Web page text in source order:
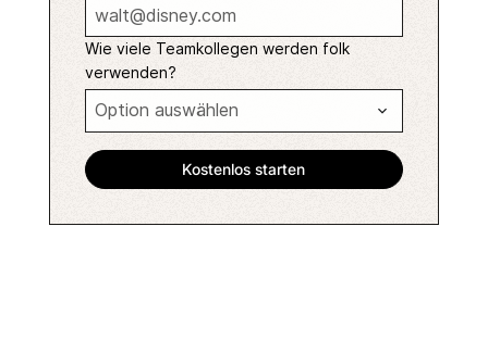
Wie viele Teamkollegen werden folk
verwenden?